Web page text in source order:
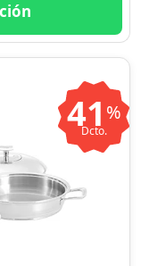
41 %
Dcto.